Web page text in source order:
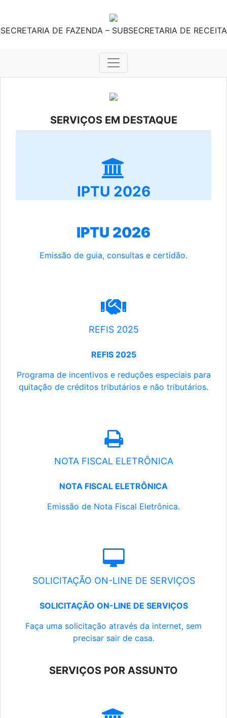
SECRETARIA DE FAZENDA – SUBSECRETARIA DE RECEITA
SERVIÇOS EM DESTAQUE
IPTU 2026
IPTU 2026
Emissão de guia, consultas e certidão.
REFIS 2025
REFIS 2025
Programa de incentivos e reduções especiais para
quitação de créditos tributários e não tributários.
NOTA FISCAL ELETRÔNICA
NOTA FISCAL ELETRÔNICA
Emissão de Nota Fiscal Eletrônica.
SOLICITAÇÃO ON-LINE DE SERVIÇOS
SOLICITAÇÃO ON-LINE DE SERVIÇOS
Faça uma solicitação através da internet, sem
precisar sair de casa.
SERVIÇOS POR ASSUNTO